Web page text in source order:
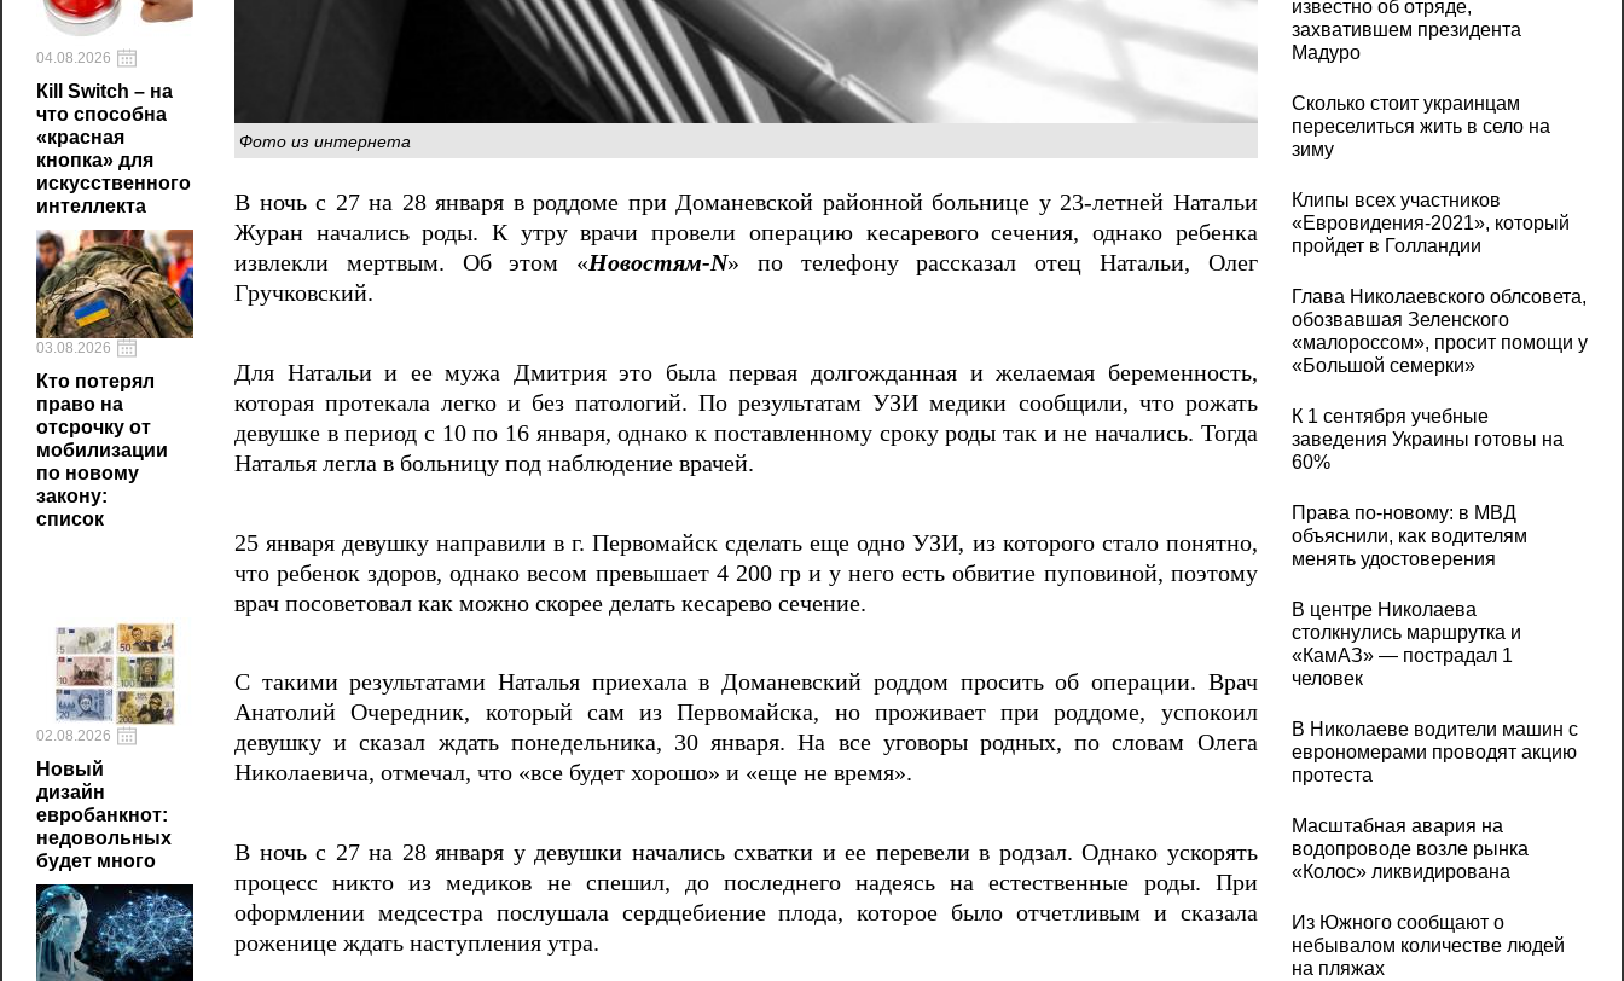
04.08.2026
Кill Switch – на
что способна
«красная
кнопка» для
искусственного
интеллекта
03.08.2026
Кто потерял
право на
отсрочку от
мобилизации
по новому
закону:
список
02.08.2026
Новый
дизайн
евробанкнот:
недовольных
будет много
Фото из интернета
В ночь с 27 на 28 января в роддоме при Доманевской районной больнице у 23-летней Натальи
Журан начались роды. К утру врачи провели операцию кесаревого сечения, однако ребенка
извлекли мертвым. Об этом «Новостям-N» по телефону рассказал отец Натальи, Олег
Гручковский.
Для Натальи и ее мужа Дмитрия это была первая долгожданная и желаемая беременность,
которая протекала легко и без патологий. По результатам УЗИ медики сообщили, что рожать
девушке в период с 10 по 16 января, однако к поставленному сроку роды так и не начались. Тогда
Наталья легла в больницу под наблюдение врачей.
25 января девушку направили в г. Первомайск сделать еще одно УЗИ, из которого стало понятно,
что ребенок здоров, однако весом превышает 4 200 гр и у него есть обвитие пуповиной, поэтому
врач посоветовал как можно скорее делать кесарево сечение.
С такими результатами Наталья приехала в Доманевский роддом просить об операции. Врач
Анатолий Очередник, который сам из Первомайска, но проживает при роддоме, успокоил
девушку и сказал ждать понедельника, 30 января. На все уговоры родных, по словам Олега
Николаевича, отмечал, что «все будет хорошо» и «еще не время».
В ночь с 27 на 28 января у девушки начались схватки и ее перевели в родзал. Однако ускорять
процесс никто из медиков не спешил, до последнего надеясь на естественные роды. При
оформлении медсестра послушала сердцебиение плода, которое было отчетливым и сказала
роженице ждать наступления утра.
известно об отряде,
захватившем президента
Мадуро
Сколько стоит украинцам
переселиться жить в село на
зиму
Клипы всех участников
«Евровидения-2021», который
пройдет в Голландии
Глава Николаевского облсовета,
обозвавшая Зеленского
«малороссом», просит помощи у
«Большой семерки»
К 1 сентября учебные
заведения Украины готовы на
60%
Права по-новому: в МВД
объяснили, как водителям
менять удостоверения
В центре Николаева
столкнулись маршрутка и
«КамАЗ» — пострадал 1
человек
В Николаеве водители машин с
еврономерами проводят акцию
протеста
Масштабная авария на
водопроводе возле рынка
«Колос» ликвидирована
Из Южного сообщают о
небывалом количестве людей
на пляжах